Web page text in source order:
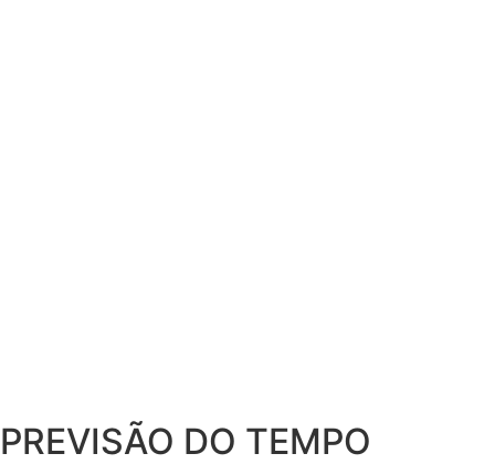
PREVISÃO DO TEMPO